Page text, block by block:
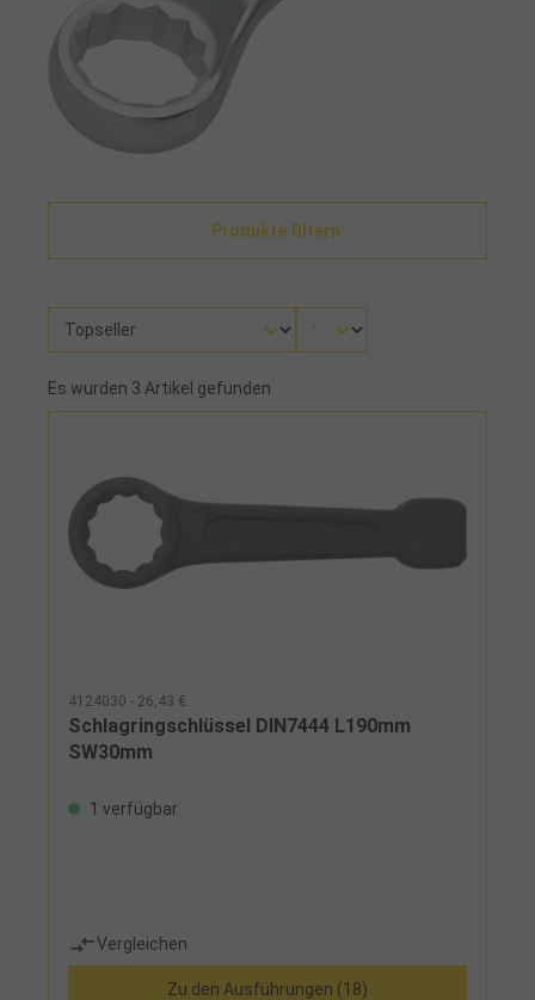
Produkte filtern
Es wurden 3 Artikel gefunden
4124030 - 26,43 €
Schlagringschlüssel DIN7444 L190mm
SW30mm
1 verfügbar
Vergleichen
Zu den Ausführungen (18)